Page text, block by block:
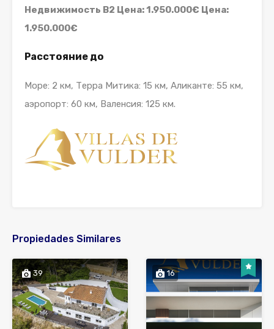
Недвижимость B2 Цена: 1.950.000€ Цена:
1.950.000€
Расстояние до
Море: 2 км, Терра Митика: 15 км, Аликанте: 55 км,
аэропорт: 60 км, Валенсия: 125 км.
Propiedades Similares
39 16